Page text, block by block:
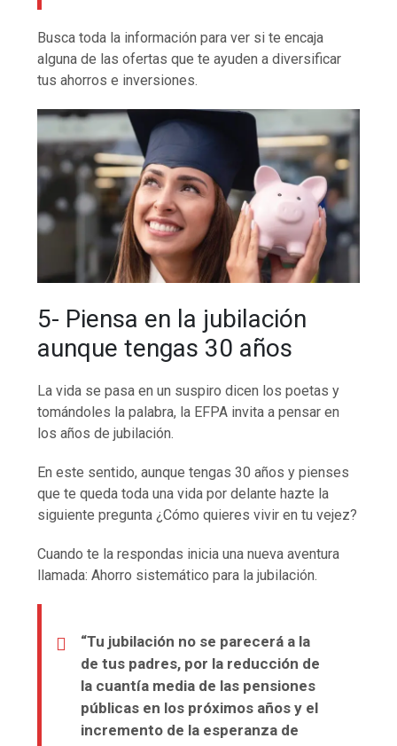
Busca toda la información para ver si te encaja
alguna de las ofertas que te ayuden a diversificar
tus ahorros e inversiones.
5- Piensa en la jubilación
aunque tengas 30 años
La vida se pasa en un suspiro dicen los poetas y
tomándoles la palabra, la EFPA invita a pensar en
los años de jubilación.
En este sentido, aunque tengas 30 años y pienses
que te queda toda una vida por delante hazte la
siguiente pregunta ¿Cómo quieres vivir en tu vejez?
Cuando te la respondas inicia una nueva aventura
llamada: Ahorro sistemático para la jubilación.
“Tu jubilación no se parecerá a la
de tus padres, por la reducción de
la cuantía media de las pensiones
públicas en los próximos años y el
incremento de la esperanza de